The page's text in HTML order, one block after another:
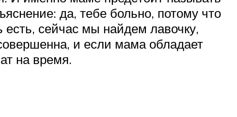
да, тебе больно, потому что
сейчас мы найдем лавочку,
и если мама обладает
на время.